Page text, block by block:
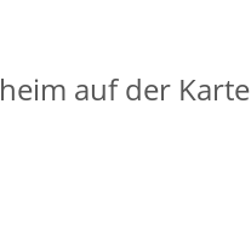
auf der Karte